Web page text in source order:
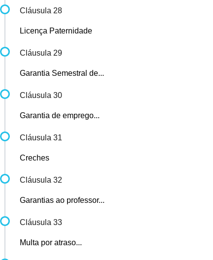
Cláusula 28
Licença Paternidade
Cláusula 29
Garantia Semestral de...
Cláusula 30
Garantia de emprego...
Cláusula 31
Creches
Cláusula 32
Garantias ao professor...
Cláusula 33
Multa por atraso...